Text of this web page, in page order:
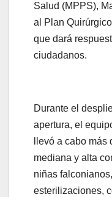
Salud (MPPS),
al Plan
que dará
ciudadanos.
Durante el
apertura, el
llevó a cabo
mediana y alta
niñas
esterilizaciones,